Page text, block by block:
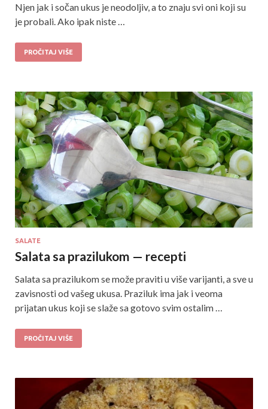
Njen jak i sočan ukus je neodoljiv, a to znaju svi oni koji su
je probali. Ako ipak niste …
PROČITAJ VIŠE
SALATE
Salata sa prazilukom — recepti
Salata sa prazilukom se može praviti u više varijanti, a sve u
zavisnosti od vašeg ukusa. Praziluk ima jak i veoma
prijatan ukus koji se slaže sa gotovo svim ostalim …
PROČITAJ VIŠE